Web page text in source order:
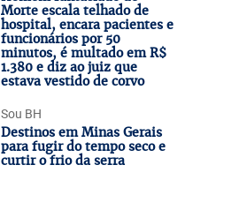
Morte escala telhado de
hospital, encara pacientes e
funcionários por 50
minutos, é multado em R$
1.380 e diz ao juiz que
estava vestido de corvo
Sou BH
Destinos em Minas Gerais
para fugir do tempo seco e
curtir o frio da serra